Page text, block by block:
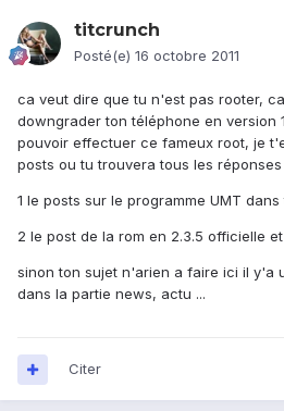
titcrunch
Posté(e) 16 octobre 2011
ca veut dire que tu n'est pas rooter,
downgrader ton téléphone en version
pouvoir effectuer ce fameux root, je
posts ou tu trouvera tous les
1 le posts sur le programme UMT dans
2 le post de la rom en 2.3.5 officielle
sinon ton sujet n'arien a faire ici il y'a
dans la partie news, actu ...
Citer